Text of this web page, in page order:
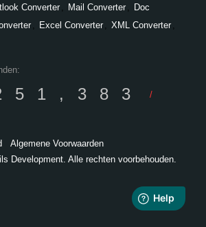
Converter, Mail Converter ,
Doc
, Excel Converter , XML Converter ,
/
Algemene Voorwaarden
Development. Alle rechten voorbehouden.